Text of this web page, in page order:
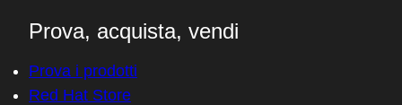
Prova, acquista, vendi
Prova i prodotti
Red Hat Store